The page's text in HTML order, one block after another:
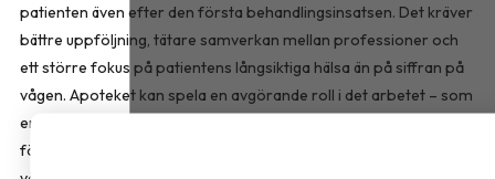
patienten även efter den första behandlingsinsatsen. Det kräver
bättre uppföljning, tätare samverkan mellan professioner och
ett större fokus på patientens långsiktiga hälsa än på siffran på
vågen. Apoteket kan spela en avgörande roll i det arbetet – som
en av vårdens mest tillgängliga aktörer, med möjlighet att stärka
följsamhet och identifiera nutritionsrisker tidigt. Först när